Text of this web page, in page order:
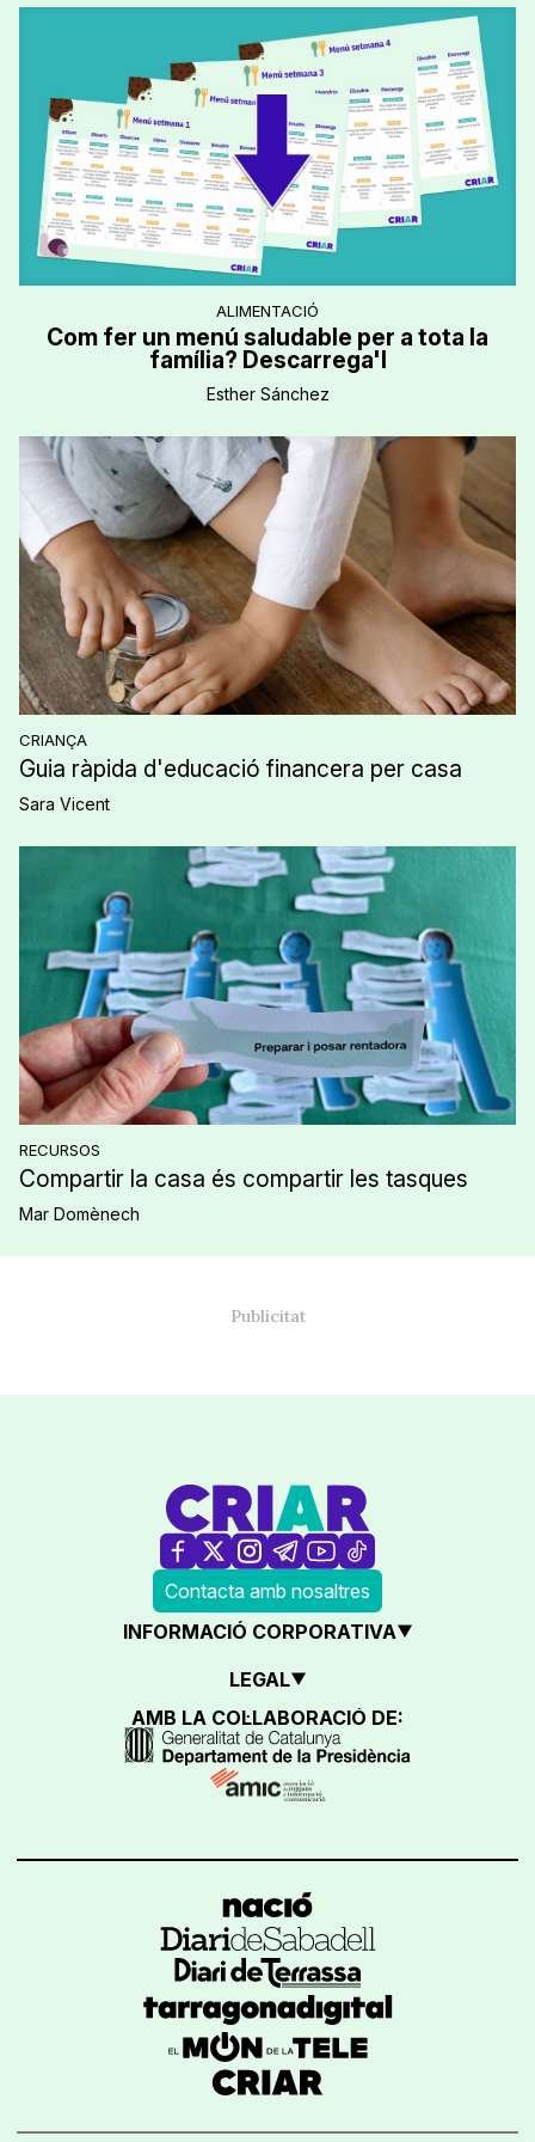
CRIANÇA
Guia ràpida d'educació financera per casa
Sara Vicent
RECURSOS
Compartir la casa és compartir les tasques
Mar Domènech
ALIMENTACIÓ
Com fer un menú saludable per a tota la
família? Descarrega'l
Esther Sánchez
Contacta amb nosaltres
INFORMACIÓ CORPORATIVA
LEGAL
AMB LA COL·LABORACIÓ DE: